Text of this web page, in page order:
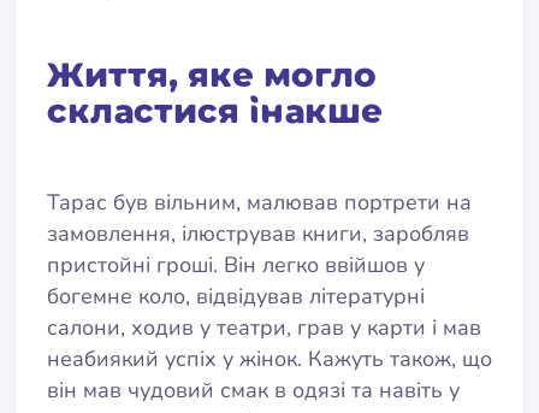
Життя, яке могло
скластися інакше
Тарас був вільним, малював портрети на
замовлення, ілюстрував книги, заробляв
пристойні гроші. Він легко ввійшов у
богемне коло, відвідував літературні
салони, ходив у театри, грав у карти і мав
неабиякий успіх у жінок. Кажуть також, що
він мав чудовий смак в одязі та навіть у